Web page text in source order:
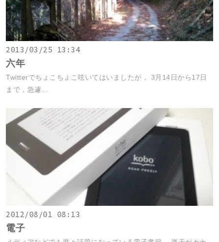
2013/03/25 13:34
六年
Twitterでちょこちょこ呟いてはいましたが， 3月14日から17日
まで，急遽...
2012/08/01 08:13
電子